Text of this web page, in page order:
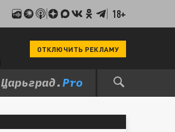
18+
ОТКЛЮЧИТЬ РЕКЛАМУ